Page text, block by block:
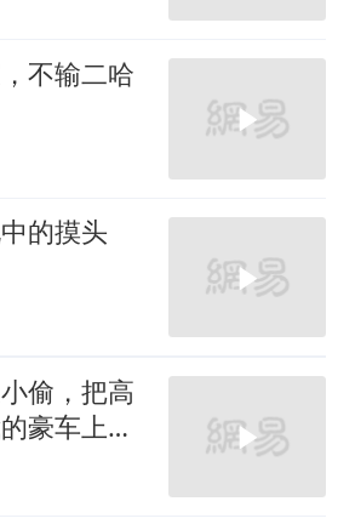
不输二哈
的摸头
偷，把高
豪车上，